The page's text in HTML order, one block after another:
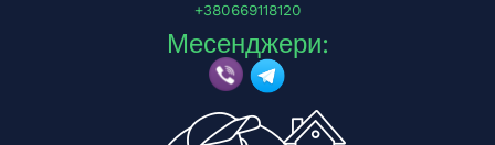
+380669118120
Месенджери: